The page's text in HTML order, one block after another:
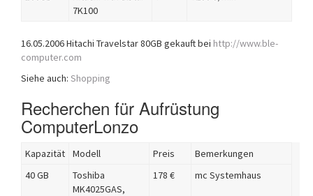
7K100
16.05.2006 Hitachi Travelstar 80GB gekauft bei http://www.ble-
computer.com
Siehe auch: Shopping
Recherchen für Aufrüstung
ComputerLonzo
Kapazität Modell Preis
Bemerkungen
40 GB
Toshiba
MK4025GAS,
178 € mc Systemhaus